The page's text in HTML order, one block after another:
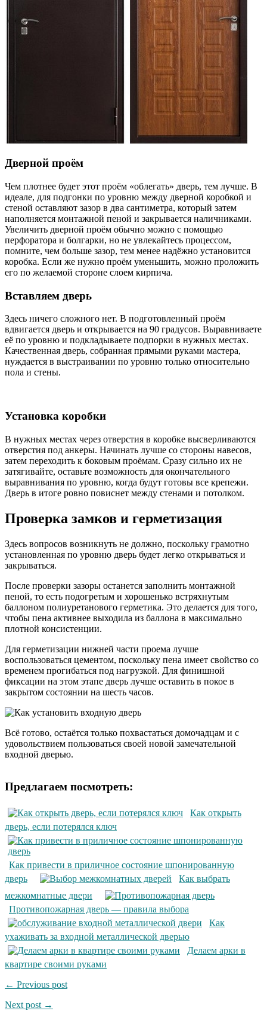
Дверной проём
Чем плотнее будет этот проём «облегать» дверь, тем лучше. В
идеале, для подгонки по уровню между дверной коробкой и
стеной оставляют зазор в два сантиметра, который затем
наполняется монтажной пеной и закрывается наличниками.
Увеличить дверной проём обычно можно с помощью
перфоратора и болгарки, но не увлекайтесь процессом,
помните, чем больше зазор, тем менее надёжно установится
коробка. Если же нужно проём уменьшить, можно проложить
его по желаемой стороне слоем кирпича.
Вставляем дверь
Здесь ничего сложного нет. В подготовленный проём
вдвигается дверь и открывается на 90 градусов. Выравниваете
её по уровню и подкладываете подпорки в нужных местах.
Качественная дверь, собранная прямыми руками мастера,
нуждается в выстраивании по уровню только относительно
пола и стены.
Установка коробки
В нужных местах через отверстия в коробке высверливаются
отверстия под анкеры. Начинать лучше со стороны навесов,
затем переходить к боковым проёмам. Сразу сильно их не
затягивайте, оставьте возможность для окончательного
выравнивания по уровню, когда будут готовы все крепежи.
Дверь в итоге ровно повиснет между стенами и потолком.
Проверка замков и герметизация
Здесь вопросов возникнуть не должно, поскольку грамотно
установленная по уровню дверь будет легко открываться и
закрываться.
После проверки зазоры останется заполнить монтажной
пеной, то есть подогретым и хорошенько встряхнутым
баллоном полиуретанового герметика. Это делается для того,
чтобы пена активнее выходила из баллона в максимально
плотной консистенции.
Для герметизации нижней части проема лучше
воспользоваться цементом, поскольку пена имеет свойство со
временем прогибаться под нагрузкой. Для финишной
фиксации на этом этапе дверь лучше оставить в покое в
закрытом состоянии на шесть часов.
Всё готово, остаётся только похвастаться домочадцам и с
удовольствием пользоваться своей новой замечательной
входной дверью.
Предлагаем посмотреть:
Как открыть
дверь, если потерялся ключ
Как привести в приличное состояние шпонированную
дверь
Как выбрать
межкомнатные двери
Противопожарная дверь — правила выбора
Как
ухаживать за входной металлической дверью
Делаем арки в
квартире своими руками
← Previous post
Next post →